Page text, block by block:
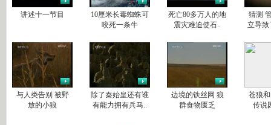
讲述十一节目
10厘米长毒蜘蛛可
咬死一条牛
死亡80多万人的地
震灾难迫使石..
猜测
立导致
与人类告别 被野
放的小狼
除了秦始皇还有谁
有能力拥有兵马..
边境的铁丝网 狼
群食物匮乏
苍狼
传说